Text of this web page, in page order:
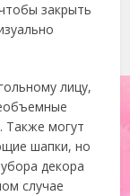
закрыть
лицу,
Также могут
шапки, но
декора
случае